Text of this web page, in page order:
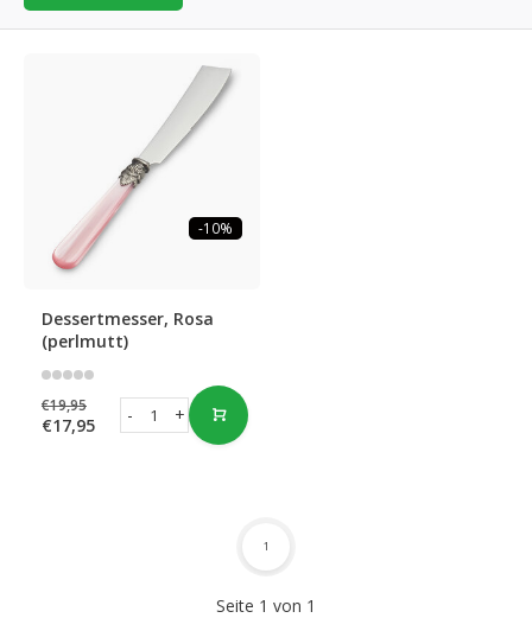
-10%
Dessertmesser, Rosa
(perlmutt)
€19,95
€17,95 +
-
Seite 1 von 1
1